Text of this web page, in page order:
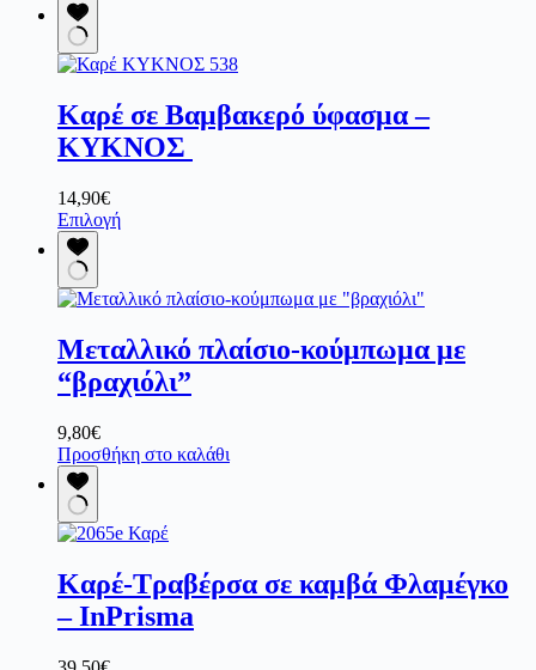
πολλαπλές
Οι
επιλογές
μπορούν
στη
προϊόντος
Καρέ σε Βαμβακερό ύφασμα –
ΚΥΚΝΟΣ
14,90€
ΕπιλογήΑυτό
πολλαπλές
Οι
επιλογές
μπορούν
στη
Μεταλλικό πλαίσιο-κούμπωμα με
“βραχιόλι”
9,80€
Προσθήκη στο καλάθι
Καρέ-Τραβέρσα σε καμβά Φλαμέγκο
– InPrisma